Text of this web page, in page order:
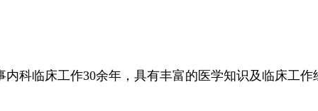
科临床工作30余年，具有丰富的医学知识及临床工作